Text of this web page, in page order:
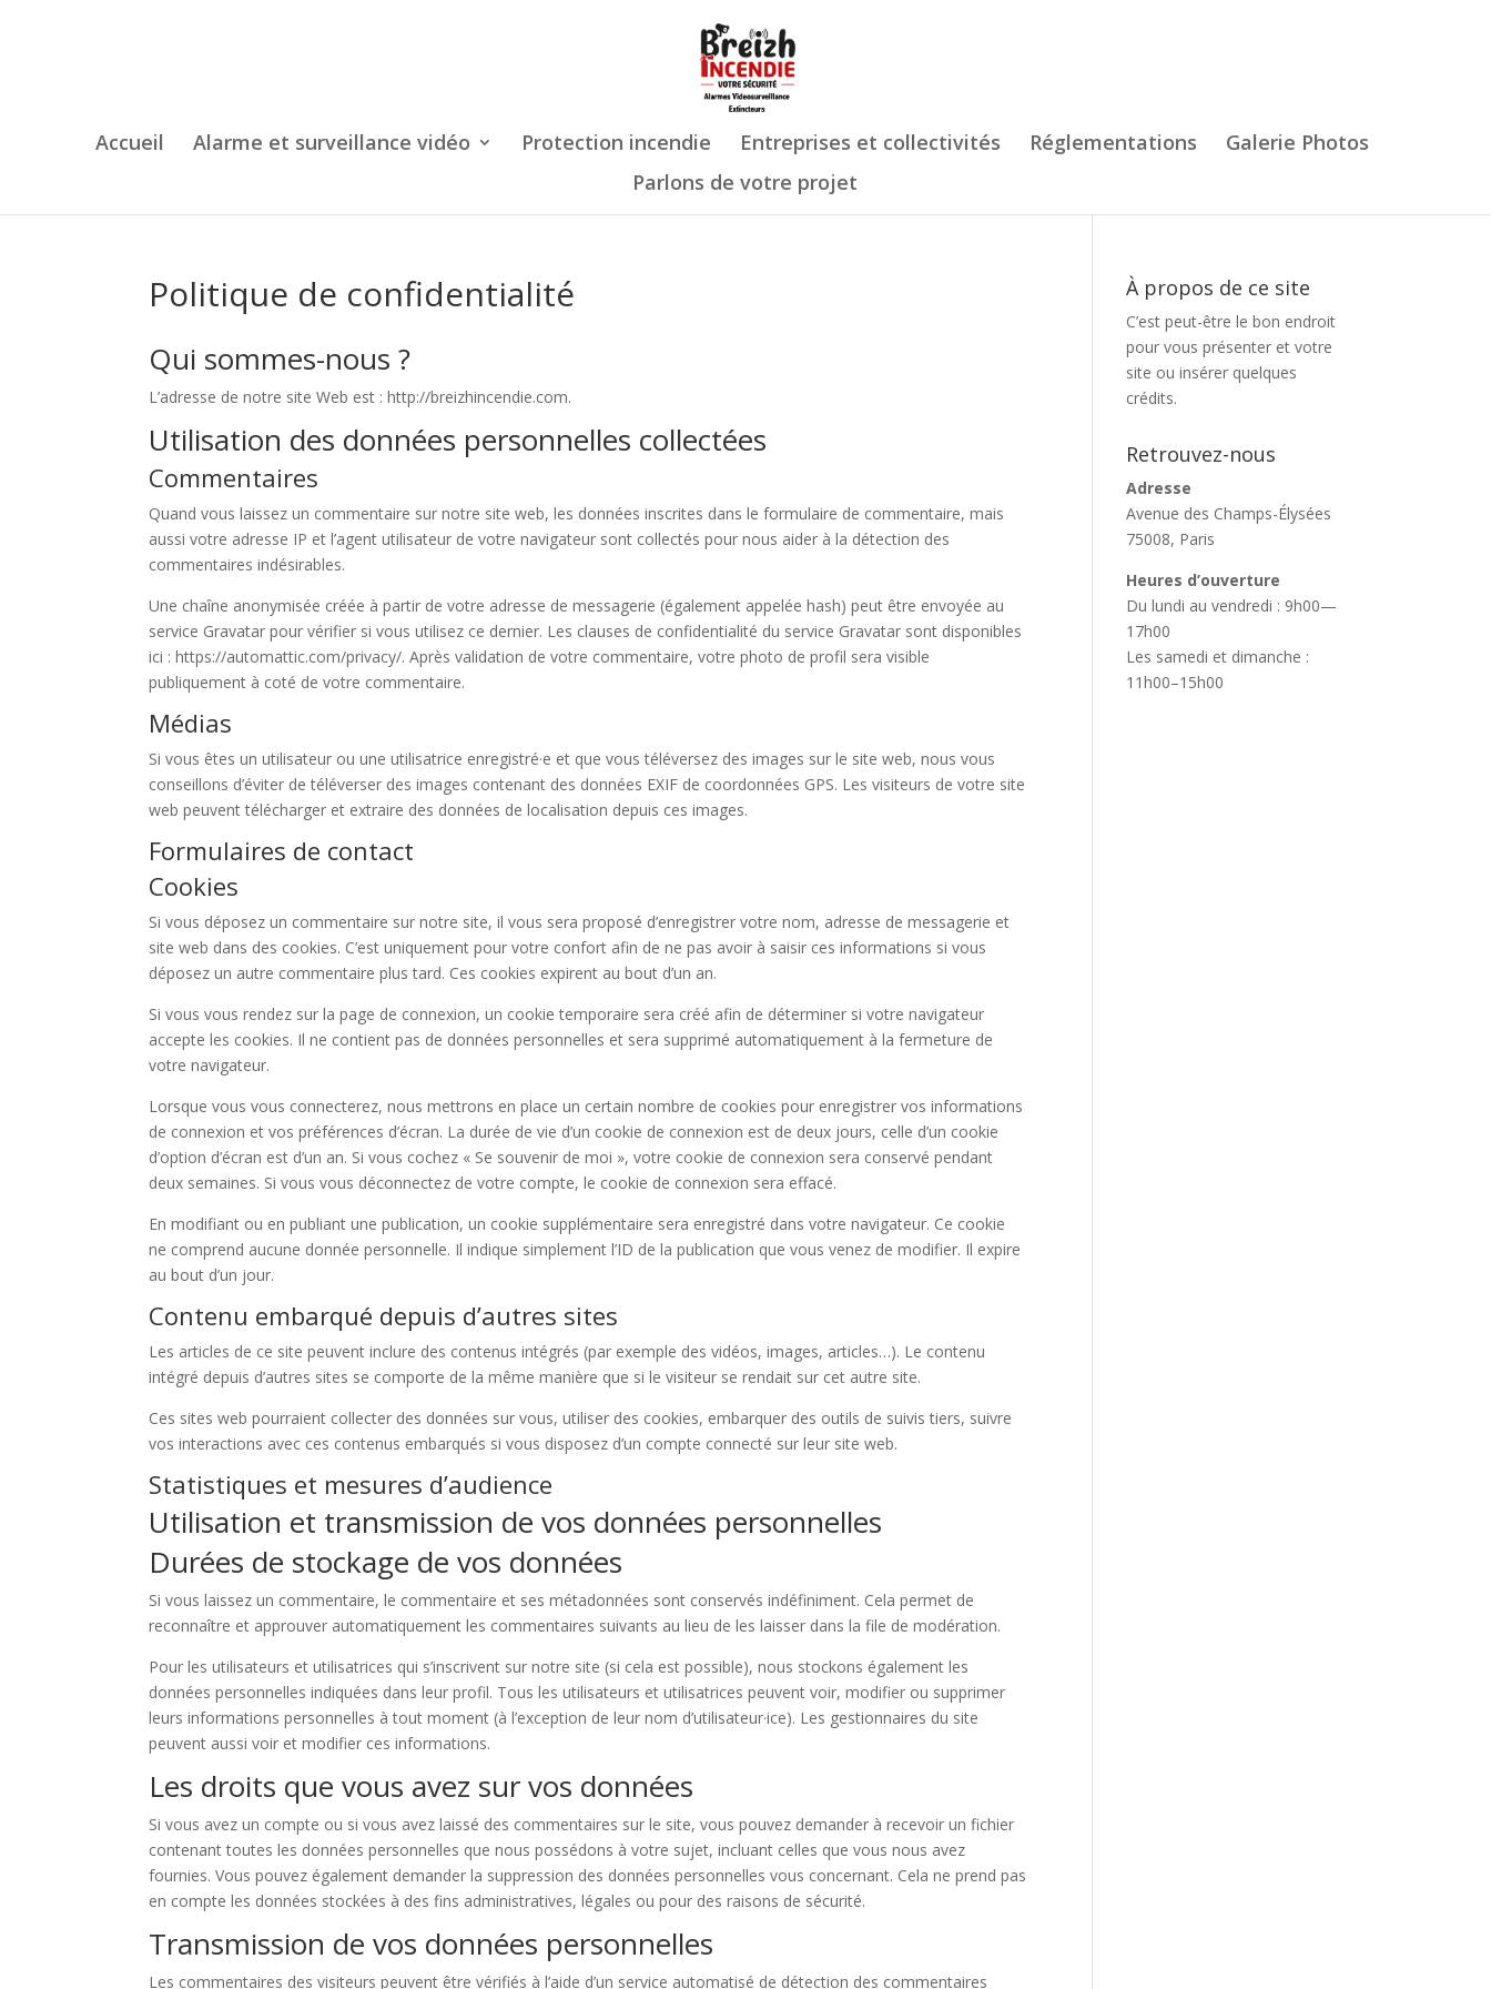
Accueil Alarme et surveillance vidéo Protection incendie Entreprises et collectivités Réglementations
Galerie Photos
Parlons de votre projet
Politique de confidentialité
Qui sommes-nous ?
L’adresse de notre site Web est : http://breizhincendie.com.
Utilisation des données personnelles collectées
Commentaires
Quand vous laissez un commentaire sur notre site web, les données inscrites dans le formulaire de commentaire, mais
aussi votre adresse IP et l’agent utilisateur de votre navigateur sont collectés pour nous aider à la détection des
commentaires indésirables.
Une chaîne anonymisée créée à partir de votre adresse de messagerie (également appelée hash) peut être envoyée au
service Gravatar pour vérifier si vous utilisez ce dernier. Les clauses de confidentialité du service Gravatar sont disponibles
ici : https://automattic.com/privacy/. Après validation de votre commentaire, votre photo de profil sera visible
publiquement à coté de votre commentaire.
Médias
Si vous êtes un utilisateur ou une utilisatrice enregistré·e et que vous téléversez des images sur le site web, nous vous
conseillons d’éviter de téléverser des images contenant des données EXIF de coordonnées GPS. Les visiteurs de votre site
web peuvent télécharger et extraire des données de localisation depuis ces images.
Formulaires de contact
Cookies
Si vous déposez un commentaire sur notre site, il vous sera proposé d’enregistrer votre nom, adresse de messagerie et
site web dans des cookies. C’est uniquement pour votre confort afin de ne pas avoir à saisir ces informations si vous
déposez un autre commentaire plus tard. Ces cookies expirent au bout d’un an.
Si vous vous rendez sur la page de connexion, un cookie temporaire sera créé afin de déterminer si votre navigateur
accepte les cookies. Il ne contient pas de données personnelles et sera supprimé automatiquement à la fermeture de
votre navigateur.
Lorsque vous vous connecterez, nous mettrons en place un certain nombre de cookies pour enregistrer vos informations
de connexion et vos préférences d’écran. La durée de vie d’un cookie de connexion est de deux jours, celle d’un cookie
d’option d’écran est d’un an. Si vous cochez « Se souvenir de moi », votre cookie de connexion sera conservé pendant
deux semaines. Si vous vous déconnectez de votre compte, le cookie de connexion sera effacé.
En modifiant ou en publiant une publication, un cookie supplémentaire sera enregistré dans votre navigateur. Ce cookie
ne comprend aucune donnée personnelle. Il indique simplement l’ID de la publication que vous venez de modifier. Il expire
au bout d’un jour.
Contenu embarqué depuis d’autres sites
Les articles de ce site peuvent inclure des contenus intégrés (par exemple des vidéos, images, articles…). Le contenu
intégré depuis d’autres sites se comporte de la même manière que si le visiteur se rendait sur cet autre site.
Ces sites web pourraient collecter des données sur vous, utiliser des cookies, embarquer des outils de suivis tiers, suivre
vos interactions avec ces contenus embarqués si vous disposez d’un compte connecté sur leur site web.
Statistiques et mesures d’audience
Utilisation et transmission de vos données personnelles
Durées de stockage de vos données
Si vous laissez un commentaire, le commentaire et ses métadonnées sont conservés indéfiniment. Cela permet de
reconnaître et approuver automatiquement les commentaires suivants au lieu de les laisser dans la file de modération.
Pour les utilisateurs et utilisatrices qui s’inscrivent sur notre site (si cela est possible), nous stockons également les
données personnelles indiquées dans leur profil. Tous les utilisateurs et utilisatrices peuvent voir, modifier ou supprimer
leurs informations personnelles à tout moment (à l’exception de leur nom d’utilisateur·ice). Les gestionnaires du site
peuvent aussi voir et modifier ces informations.
Les droits que vous avez sur vos données
Si vous avez un compte ou si vous avez laissé des commentaires sur le site, vous pouvez demander à recevoir un fichier
contenant toutes les données personnelles que nous possédons à votre sujet, incluant celles que vous nous avez
fournies. Vous pouvez également demander la suppression des données personnelles vous concernant. Cela ne prend pas
en compte les données stockées à des fins administratives, légales ou pour des raisons de sécurité.
Transmission de vos données personnelles
Les commentaires des visiteurs peuvent être vérifiés à l’aide d’un service automatisé de détection des commentaires
À propos de ce site
C’est peut-être le bon endroit
pour vous présenter et votre
site ou insérer quelques
crédits.
Retrouvez-nous
Adresse
Avenue des Champs-Élysées
75008, Paris
Heures d’ouverture
Du lundi au vendredi : 9h00—
17h00
Les samedi et dimanche :
11h00–15h00